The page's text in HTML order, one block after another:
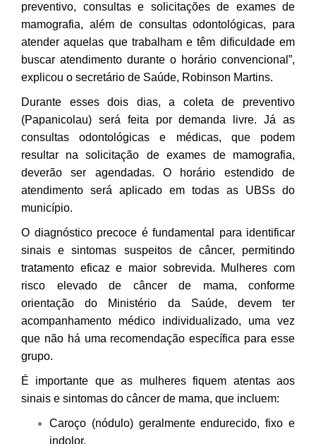
preventivo, consultas e solicitações de exames de
mamografia, além de consultas odontológicas, para
atender aquelas que trabalham e têm dificuldade em
buscar atendimento durante o horário convencional”,
explicou o secretário de Saúde, Robinson Martins.
Durante esses dois dias, a coleta de preventivo
(Papanicolau) será feita por demanda livre. Já as
consultas odontológicas e médicas, que podem
resultar na solicitação de exames de mamografia,
deverão ser agendadas. O horário estendido de
atendimento será aplicado em todas as UBSs do
município.
O diagnóstico precoce é fundamental para identificar
sinais e sintomas suspeitos de câncer, permitindo
tratamento eficaz e maior sobrevida. Mulheres com
risco elevado de câncer de mama, conforme
orientação do Ministério da Saúde, devem ter
acompanhamento médico individualizado, uma vez
que não há uma recomendação específica para esse
grupo.
É importante que as mulheres fiquem atentas aos
sinais e sintomas do câncer de mama, que incluem:
Caroço (nódulo) geralmente endurecido, fixo e
indolor.